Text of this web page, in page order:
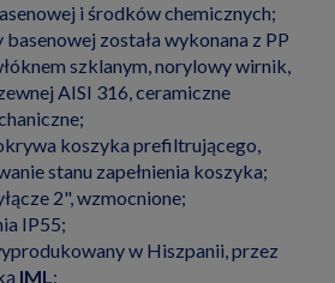
i środków chemicznych;
została wykonana z PP
szklanym, norylowy wirnik,
AISI 316, ceramiczne
koszyka prefiltrującego,
stanu zapełnienia koszyka;
2", wzmocnione;
IP55;
w Hiszpanii, przez
IML;